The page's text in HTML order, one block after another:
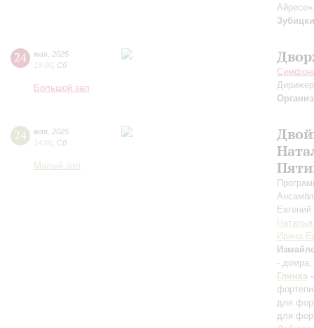
24 мая 2025
19:00 Сб
Большой зал
24 мая 2025
14:00 Сб
Малый зал
Ирина
- домра;
Глинка
для
для